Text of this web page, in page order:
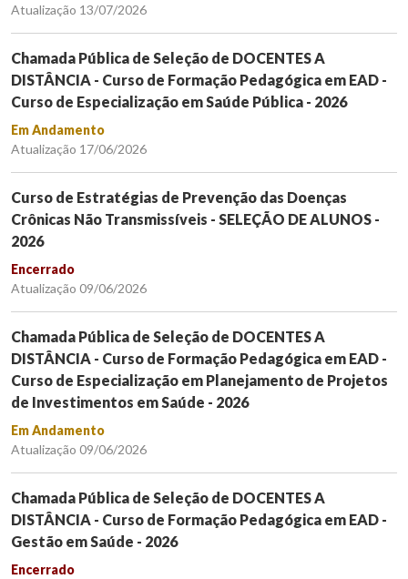
Atualização 13/07/2026
Chamada Pública de Seleção de DOCENTES A
DISTÂNCIA - Curso de Formação Pedagógica em EAD -
Curso de Especialização em Saúde Pública - 2026
Em Andamento
Atualização 17/06/2026
Curso de Estratégias de Prevenção das Doenças
Crônicas Não Transmissíveis - SELEÇÃO DE ALUNOS -
2026
Encerrado
Atualização 09/06/2026
Chamada Pública de Seleção de DOCENTES A
DISTÂNCIA - Curso de Formação Pedagógica em EAD -
Curso de Especialização em Planejamento de Projetos
de Investimentos em Saúde - 2026
Em Andamento
Atualização 09/06/2026
Chamada Pública de Seleção de DOCENTES A
DISTÂNCIA - Curso de Formação Pedagógica em EAD -
Gestão em Saúde - 2026
Encerrado